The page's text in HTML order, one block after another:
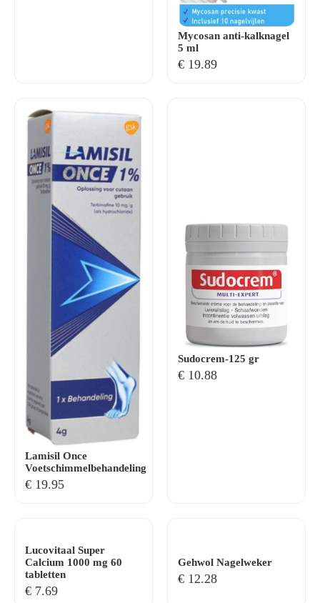
Zoeken
Mycosan anti-kalknagel
5 ml
€ 19.89
Lamisil Once
Voetschimmelbehandeling
€ 19.95
Sudocrem-125 gr
€ 10.88
Lucovitaal Super
Calcium 1000 mg 60
tabletten
€ 7.69
Gehwol Nagelweker
€ 12.28